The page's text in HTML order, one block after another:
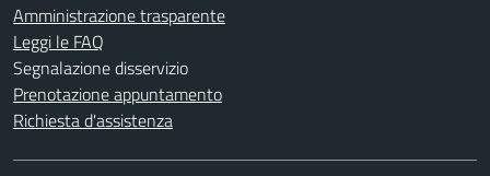
Amministrazione trasparente
Leggi le FAQ
Segnalazione disservizio
Prenotazione appuntamento
Richiesta d'assistenza